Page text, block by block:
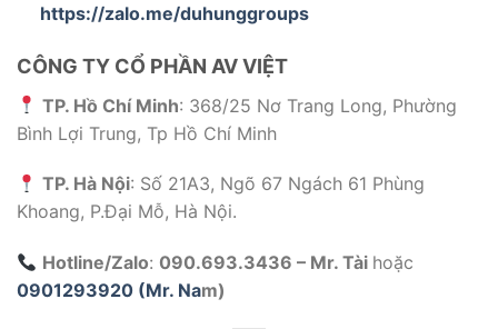
https://zalo.me/duhunggroups
CÔNG TY CỔ PHẦN AV VIỆT
TP. Hồ Chí Minh: 368/25 Nơ Trang Long, Phường
Bình Lợi Trung, Tp Hồ Chí Minh
TP. Hà Nội: Số 21A3, Ngõ 67 Ngách 61 Phùng
Khoang, P.Đại Mỗ, Hà Nội.
Hotline/Zalo: 090.693.3436 – Mr. Tài hoặc
0901293920 (Mr. Nam)